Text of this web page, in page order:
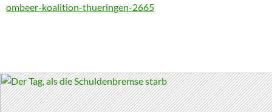
ombeer-koalition-thueringen-2665